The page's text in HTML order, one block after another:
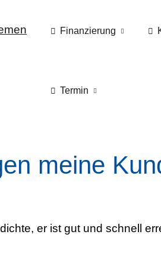
Finanzierung
Termin
meine
er ist gut und schnell